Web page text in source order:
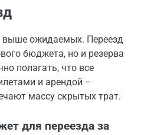
выше ожидаемых. Переезд
бюджета, но и резерва
полагать, что все
и арендой –
массу скрытых трат.
для переезда за